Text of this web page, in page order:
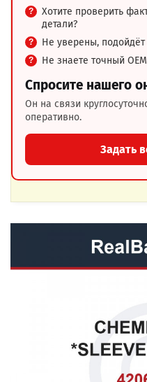
Хотите проверить
детали?
Не уверены,
Не знаете точный
Спросите нашего
Он на связи
оперативно.
Задать